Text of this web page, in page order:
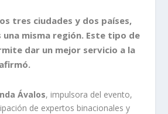
tres ciudades y dos países,
misma región. Este tipo de
dar un mejor servicio a la
Ávalos, impulsora del evento,
de expertos binacionales y